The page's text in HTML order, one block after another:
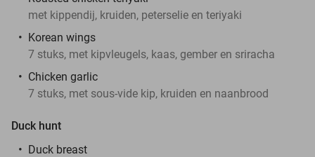
met kippendij, kruiden, peterselie en teriyaki
Korean wings
7 stuks, met kipvleugels, kaas, gember en sriracha
Chicken garlic
7 stuks, met sous-vide kip, kruiden en naanbrood
Duck hunt
Duck breast